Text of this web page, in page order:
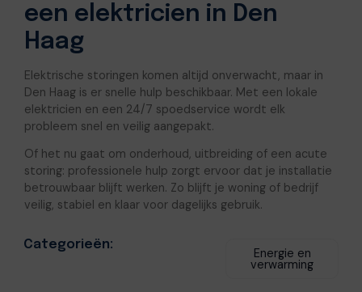
een elektricien in Den
Haag
Elektrische storingen komen altijd onverwacht, maar in
Den Haag is er snelle hulp beschikbaar. Met een lokale
elektricien en een 24/7 spoedservice wordt elk
probleem snel en veilig aangepakt.
Of het nu gaat om onderhoud, uitbreiding of een acute
storing: professionele hulp zorgt ervoor dat je installatie
betrouwbaar blijft werken. Zo blijft je woning of bedrijf
veilig, stabiel en klaar voor dagelijks gebruik.
Categorieën:
Energie en
verwarming